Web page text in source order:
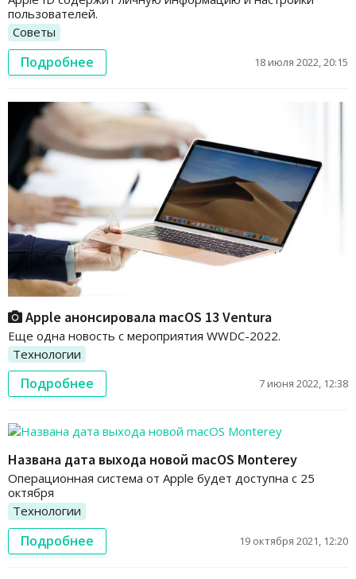
пользователей.
Советы
Подробнее 18 июля 2022, 20:15
Apple анонсировала macOS 13 Ventura
Еще одна новость с мероприятия WWDC-2022.
Технологии
Подробнее 7 июня 2022, 12:38
Названа дата выхода новой macOS Monterey
Операционная система от Apple будет доступна с 25
октября
Технологии
Подробнее 19 октября 2021, 12:20